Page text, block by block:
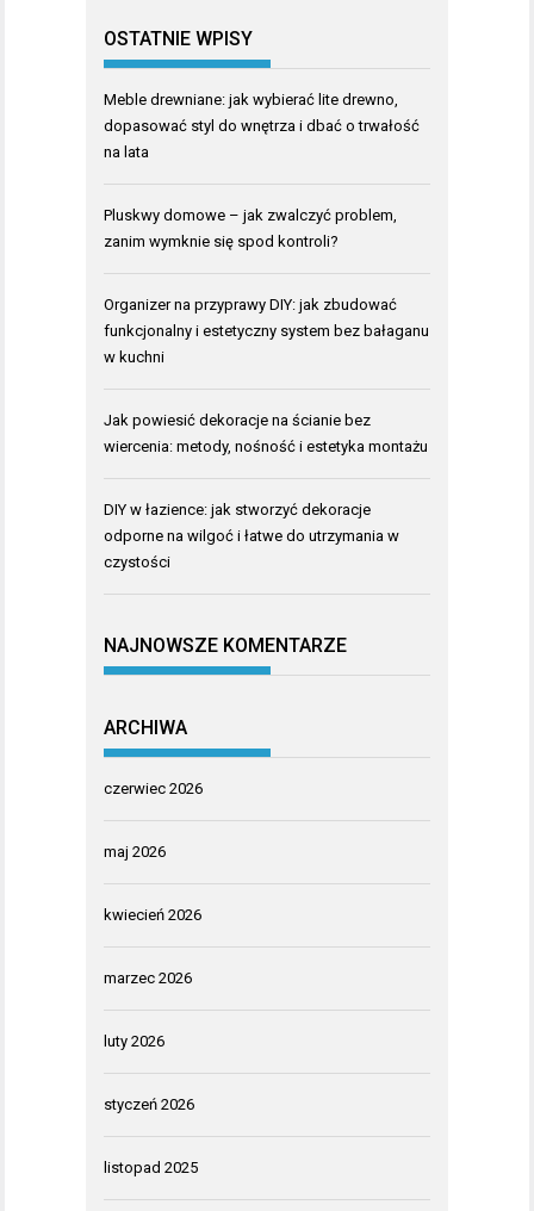
OSTATNIE WPISY
Meble drewniane: jak wybierać lite drewno,
dopasować styl do wnętrza i dbać o trwałość
na lata
Pluskwy domowe – jak zwalczyć problem,
zanim wymknie się spod kontroli?
Organizer na przyprawy DIY: jak zbudować
funkcjonalny i estetyczny system bez bałaganu
w kuchni
Jak powiesić dekoracje na ścianie bez
wiercenia: metody, nośność i estetyka montażu
DIY w łazience: jak stworzyć dekoracje
odporne na wilgoć i łatwe do utrzymania w
czystości
NAJNOWSZE KOMENTARZE
ARCHIWA
czerwiec 2026
maj 2026
kwiecień 2026
marzec 2026
luty 2026
styczeń 2026
listopad 2025